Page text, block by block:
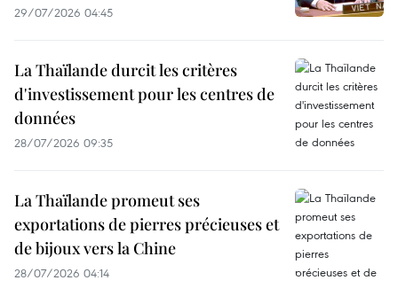
29/07/2026 04:45
La Thaïlande durcit les critères
d'investissement pour les centres de
données
28/07/2026 09:35
La Thaïlande promeut ses
exportations de pierres précieuses et
de bijoux vers la Chine
28/07/2026 04:14